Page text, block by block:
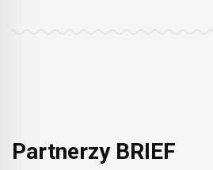
Partnerzy BRIEF